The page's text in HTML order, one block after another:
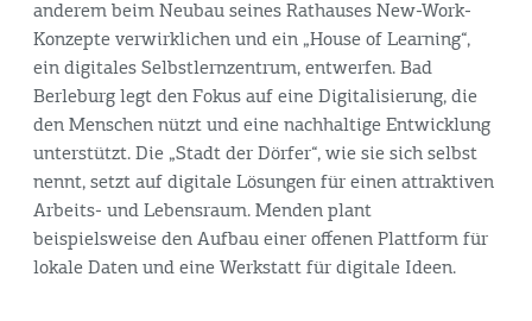
anderem beim Neubau seines Rathauses New-Work-
Konzepte verwirklichen und ein „House of Learning“,
ein digitales Selbstlernzentrum, entwerfen. Bad
Berleburg legt den Fokus auf eine Digitalisierung, die
den Menschen nützt und eine nachhaltige Entwicklung
unterstützt. Die „Stadt der Dörfer“, wie sie sich selbst
nennt, setzt auf digitale Lösungen für einen attraktiven
Arbeits- und Lebensraum. Menden plant
beispielsweise den Aufbau einer offenen Plattform für
lokale Daten und eine Werkstatt für digitale Ideen.